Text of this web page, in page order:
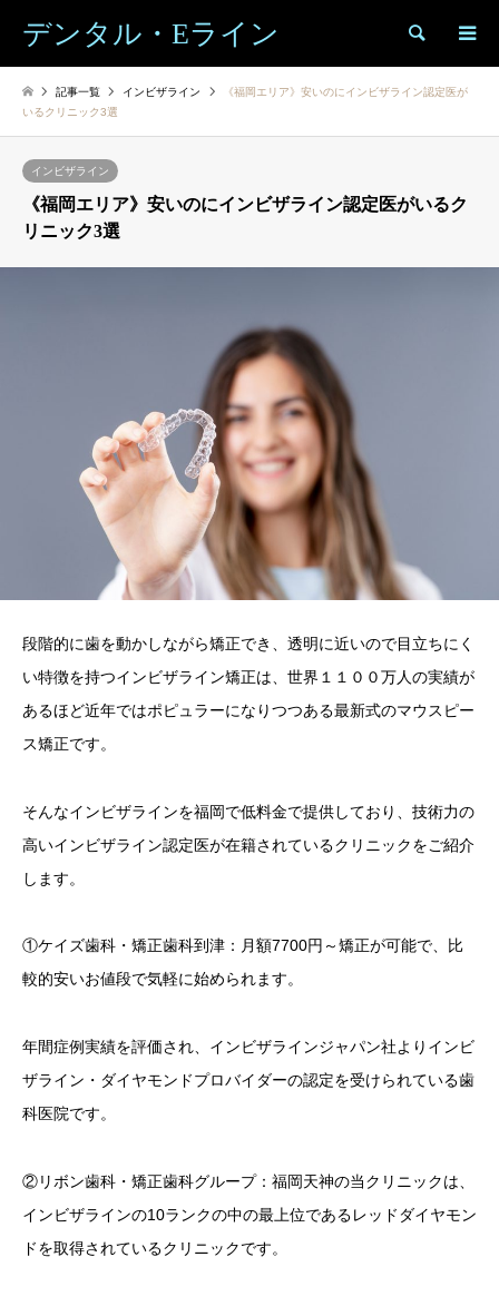
デンタル・Eライン 検索
記事一覧 インビザライン
《福岡エリア》安いのにインビザライン認定医が
いるクリニック3選
インビザライン
《福岡エリア》安いのにインビザライン認定医がいるク
リニック3選
段階的に歯を動かしながら矯正でき、透明に近いので目立ちにく
い特徴を持つインビザライン矯正は、世界１１００万人の実績が
あるほど近年ではポピュラーになりつつある最新式のマウスピー
ス矯正です。
そんなインビザラインを福岡で低料金で提供しており、技術力の
高いインビザライン認定医が在籍されているクリニックをご紹介
します。
①ケイズ歯科・矯正歯科到津：月額7700円～矯正が可能で、比
較的安いお値段で気軽に始められます。
年間症例実績を評価され、インビザラインジャパン社よりインビ
ザライン・ダイヤモンドプロバイダーの認定を受けられている歯
科医院です。
②リボン歯科・矯正歯科グループ：福岡天神の当クリニックは、
インビザラインの10ランクの中の最上位であるレッドダイヤモン
ドを取得されているクリニックです。